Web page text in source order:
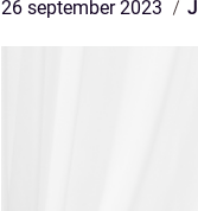
26 september 2023